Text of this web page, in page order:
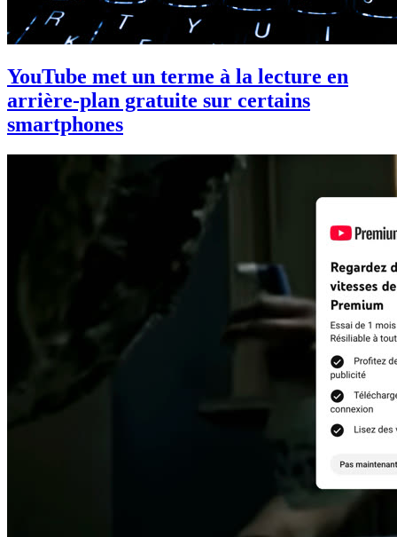
YouTube met un terme à la lecture en
arrière-plan gratuite sur certains
smartphones